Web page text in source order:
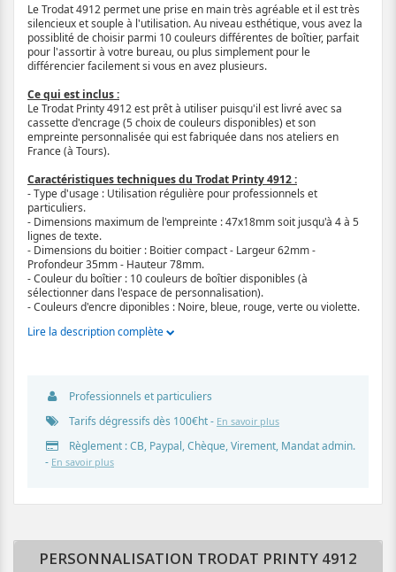
Le Trodat 4912 permet une prise en main très agréable et il est très
silencieux et souple à l'utilisation. Au niveau esthétique, vous avez la
possiblité de choisir parmi 10 couleurs différentes de boîtier, parfait
pour l'assortir à votre bureau, ou plus simplement pour le
différencier facilement si vous en avez plusieurs.
Ce qui est inclus :
Le Trodat Printy 4912 est prêt à utiliser puisqu'il est livré avec sa
cassette d'encrage (5 choix de couleurs disponibles) et son
empreinte personnalisée qui est fabriquée dans nos ateliers en
France (à Tours).
Caractéristiques techniques du Trodat Printy 4912 :
- Type d'usage : Utilisation régulière pour professionnels et
particuliers.
- Dimensions maximum de l'empreinte : 47x18mm soit jusqu'à 4 à 5
lignes de texte.
- Dimensions du boitier : Boitier compact - Largeur 62mm -
Profondeur 35mm - Hauteur 78mm.
- Couleur du boîtier : 10 couleurs de boîtier disponibles (à
sélectionner dans l'espace de personnalisation).
- Couleurs d'encre diponibles : Noire, bleue, rouge, verte ou violette.
Lire la description complète
Professionnels et particuliers
Tarifs dégressifs dès 100€ht - En savoir plus
Règlement : CB, Paypal, Chèque, Virement, Mandat admin.
- En savoir plus
PERSONNALISATION TRODAT PRINTY 4912